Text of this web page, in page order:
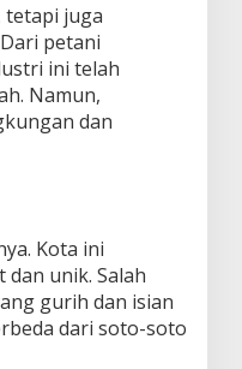
tetapi juga
petani
ini telah
Namun,
dan
Kota ini
unik. Salah
gurih dan isian
dari soto-soto